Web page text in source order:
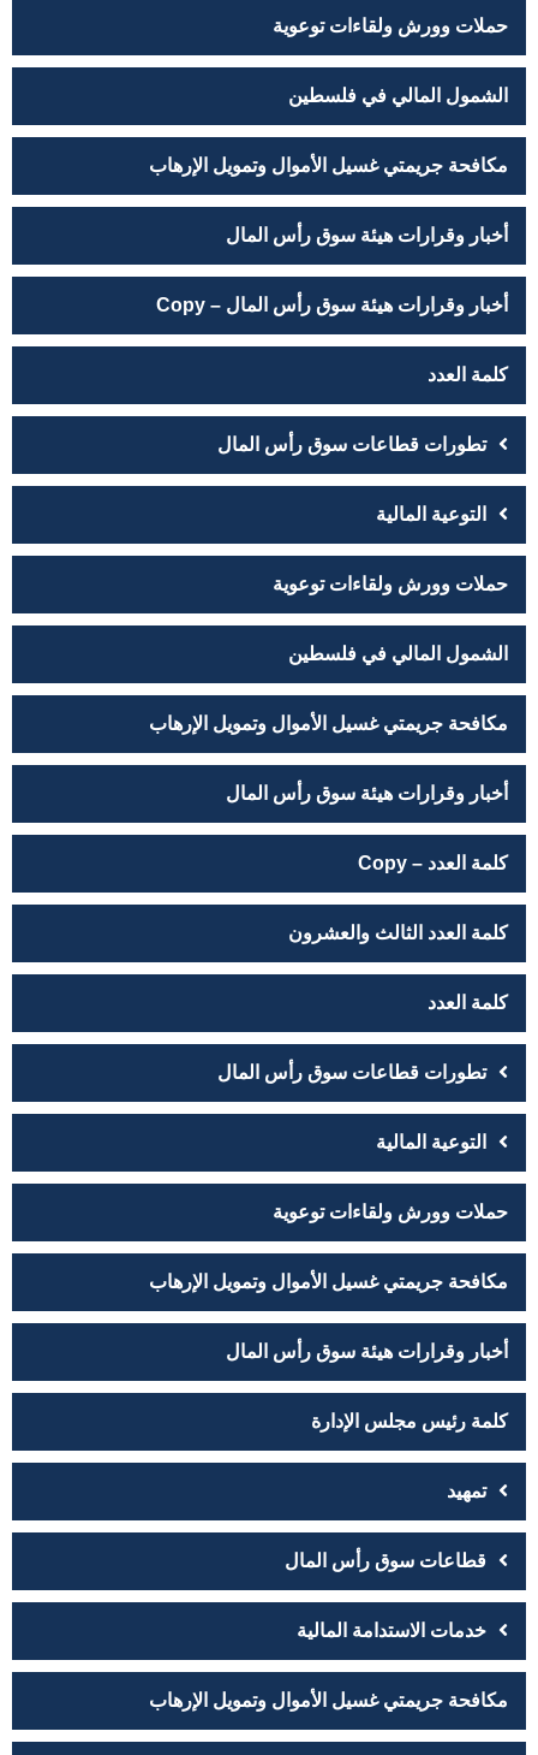
حملات وورش ولقاءات توعوية
الشمول المالي في فلسطين
مكافحة جريمتي غسيل الأموال وتمويل الإرهاب
أخبار وقرارات هيئة سوق رأس المال
أخبار وقرارات هيئة سوق رأس المال – Copy
كلمة العدد
تطورات قطاعات سوق رأس المال
التوعية المالية
حملات وورش ولقاءات توعوية
الشمول المالي في فلسطين
مكافحة جريمتي غسيل الأموال وتمويل الإرهاب
أخبار وقرارات هيئة سوق رأس المال
كلمة العدد – Copy
كلمة العدد الثالث والعشرون
كلمة العدد
تطورات قطاعات سوق رأس المال
التوعية المالية
حملات وورش ولقاءات توعوية
مكافحة جريمتي غسيل الأموال وتمويل الإرهاب
أخبار وقرارات هيئة سوق رأس المال
كلمة رئيس مجلس الإدارة
تمهيد
قطاعات سوق رأس المال
خدمات الاستدامة المالية
مكافحة جريمتي غسيل الأموال وتمويل الإرهاب